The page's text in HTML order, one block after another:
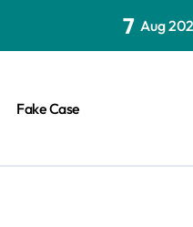
7 Aug
Fake Case